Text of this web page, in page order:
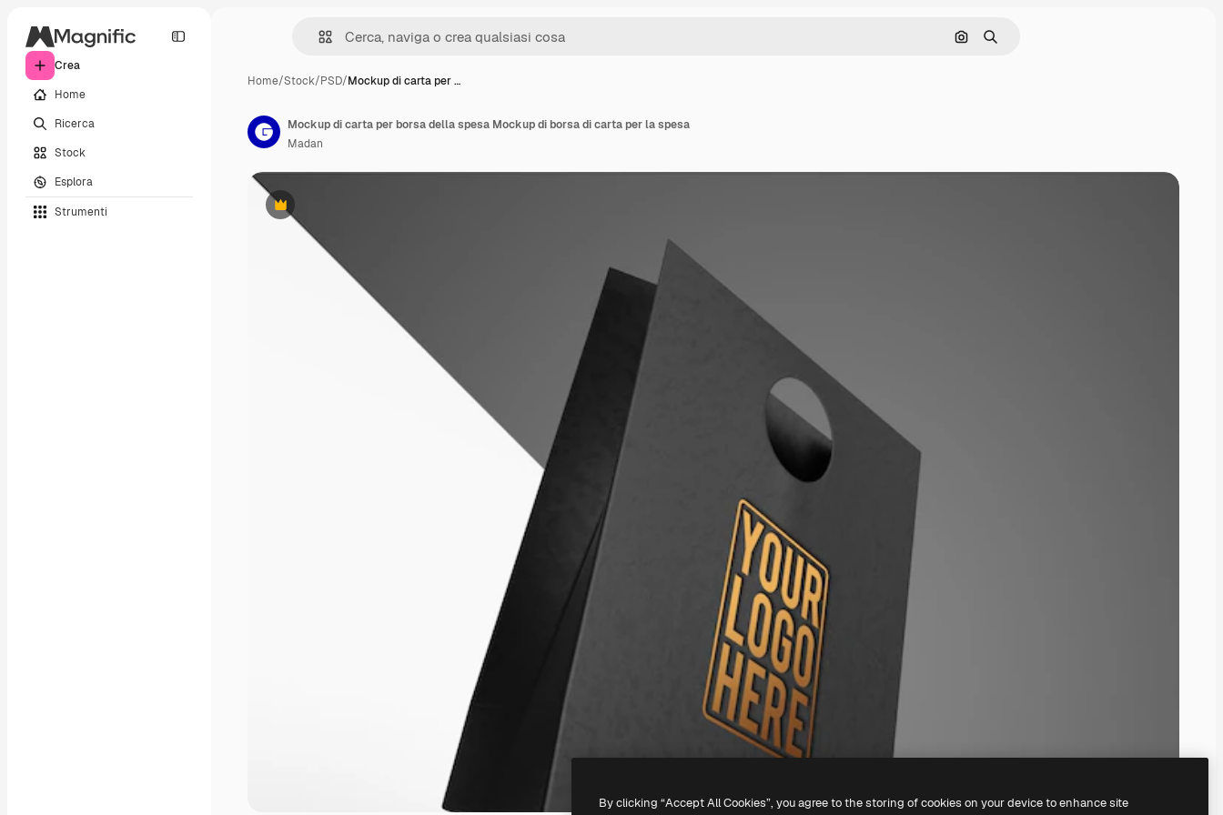
Crea
Home
Ricerca
Stock
Esplora
Strumenti
Cerca per immagine
Ricerca
Home/Stock/PSD/Mockup di carta per …
Premium
Mockup di carta per borsa della spesa Mockup di borsa di carta per la spesa
Madan
By clicking “Accept All Cookies”, you agree to the storing of cookies on your device to enhance site